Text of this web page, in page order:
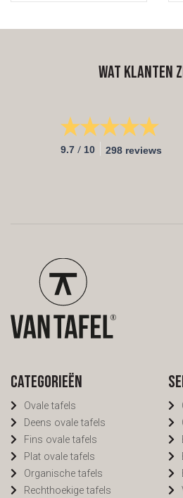
sterk en geeft een goede
op voor meer informatie of
Let op! Bij het
samenstellen van je ronde
Wat klanten
9.7 / 10 298 reviews
Categorieën
Ovale tafels
Deens ovale tafels
Fins ovale tafels
Plat ovale tafels
Organische tafels
Rechthoekige tafels